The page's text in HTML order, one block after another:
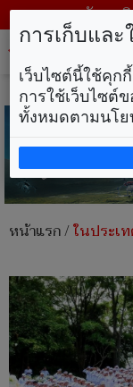
วันอา
หน้าแรก/ในประเ
การเก็บและ
เว็บไซต์นี้ใช้คุก
การใช้เว็บไซต์
ทั้งหมดตามนโย